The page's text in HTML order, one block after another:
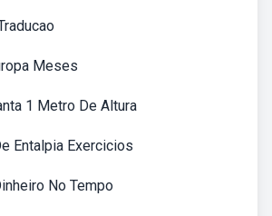
Meses
1 Metro De Altura
Entalpia Exercicios
No Tempo